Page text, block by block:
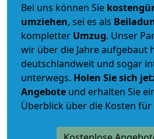
Bei uns können Sie
umziehen, sei es als
kompletter Umzug. Unser
wir über die Jahre aufgebaut
deutschlandweit und sogar
unterwegs. Holen Sie sich
Angebote und erhalten Sie
Überblick über die Kosten